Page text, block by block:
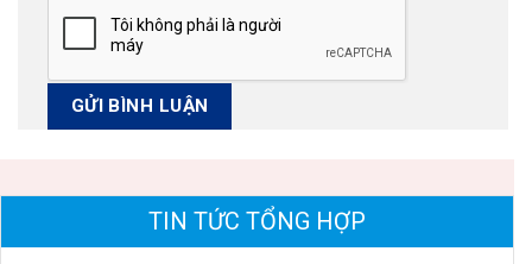
TIN TỨC TỔNG HỢP